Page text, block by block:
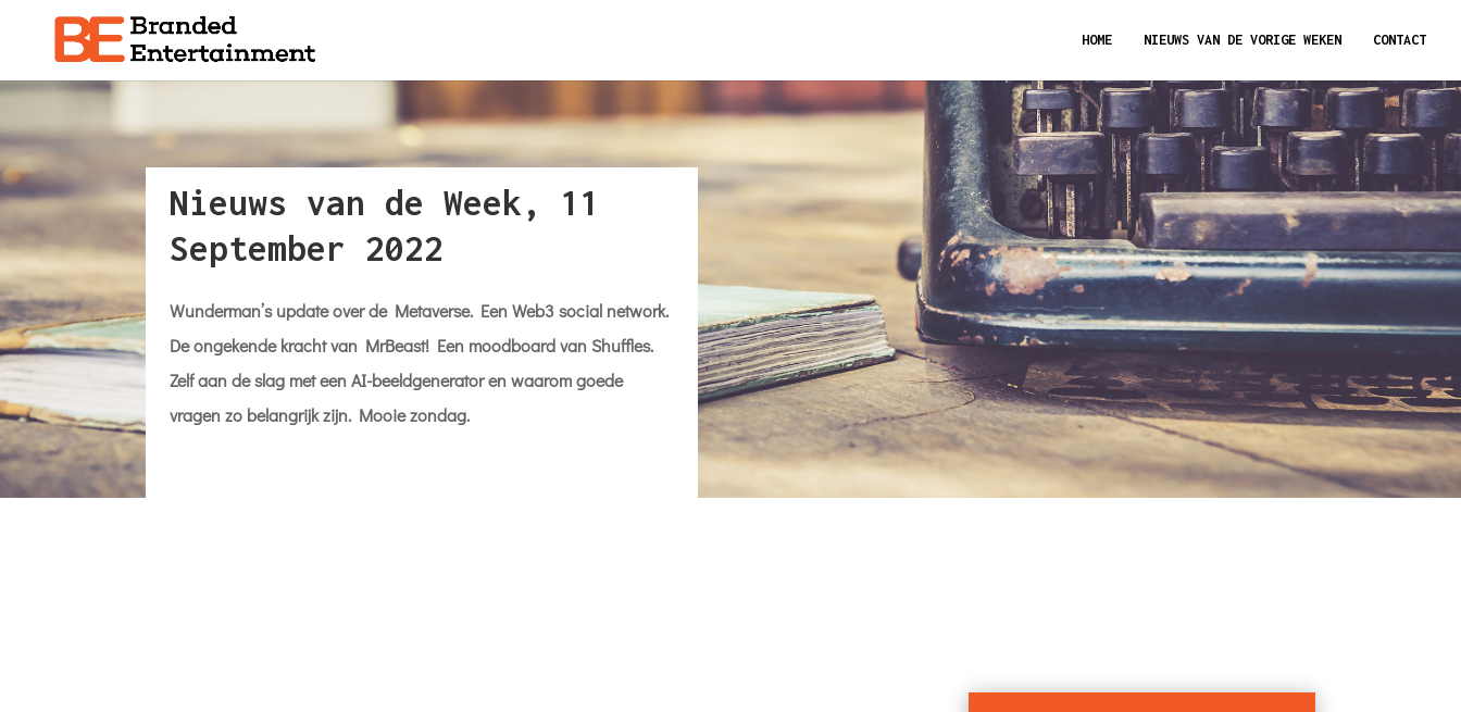
HOME NIEUWS VAN DE VORIGE WEKEN CONTACT
Nieuws van de Week, 11
September 2022
Wunderman’s update over de Metaverse. Een Web3 social network.
De ongekende kracht van MrBeast! Een moodboard van Shuffles.
Zelf aan de slag met een AI-beeldgenerator en waarom goede
vragen zo belangrijk zijn. Mooie zondag.